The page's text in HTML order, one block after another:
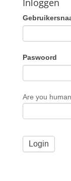
Paswoord
Are you